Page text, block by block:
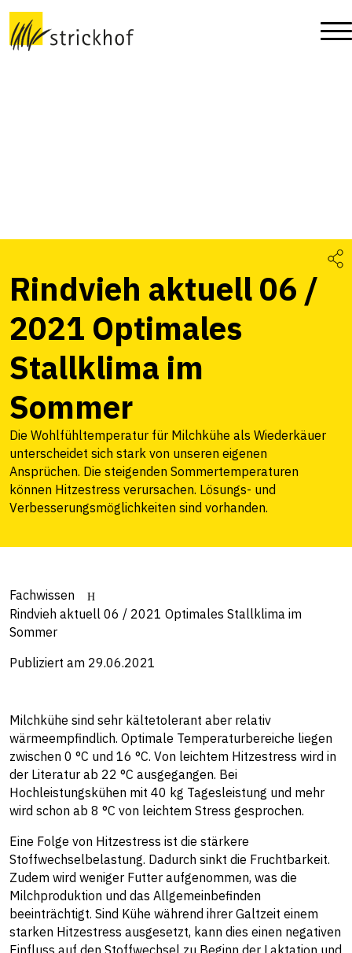
Rindvieh aktuell 06 /
2021 Optimales
Stallklima im
Sommer
Die Wohlfühltemperatur für Milchkühe als Wiederkäuer
unterscheidet sich stark von unseren eigenen
Ansprüchen. Die steigenden Sommertemperaturen
können Hitzestress verursachen. Lösungs- und
Verbesserungsmöglichkeiten sind vorhanden.
Fachwissen
Rindvieh aktuell 06 / 2021 Optimales Stallklima im
Sommer
Publiziert am 29.06.2021
Milchkühe sind sehr kältetolerant aber relativ
wärmeempfindlich. Optimale Temperaturbereiche liegen
zwischen 0 °C und 16 °C. Von leichtem Hitzestress wird in
der Literatur ab 22 °C ausgegangen. Bei
Hochleistungskühen mit 40 kg Tagesleistung und mehr
wird schon ab 8 °C von leichtem Stress gesprochen.
Eine Folge von Hitzestress ist die stärkere
Stoffwechselbelastung. Dadurch sinkt die Fruchtbarkeit.
Zudem wird weniger Futter aufgenommen, was die
Milchproduktion und das Allgemeinbefinden
beeinträchtigt. Sind Kühe während ihrer Galtzeit einem
starken Hitzestress ausgesetzt, kann dies einen negativen
Einfluss auf den Stoffwechsel zu Beginn der Laktation und